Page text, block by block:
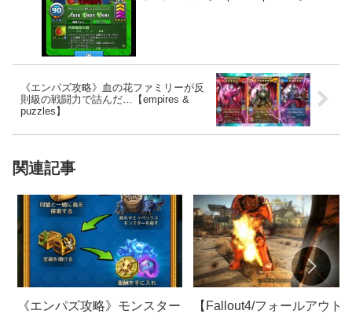
《エンパズ攻略》血の花ファミリーが反
則級の戦闘力で詰んだ…【empires &
puzzles】
関連記事
《エンパズ攻略》モンスター
【Fallout4/フォールアウト